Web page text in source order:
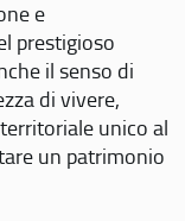
e
prestigioso
il senso di
di vivere,
unico al
un patrimonio